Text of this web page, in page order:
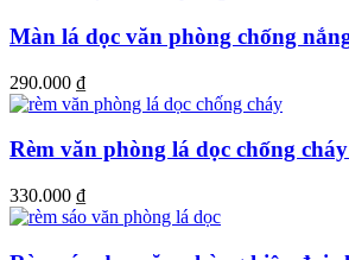
Màn lá dọc văn phòng chống
290.000 ₫
Rèm văn phòng lá dọc chống
330.000 ₫